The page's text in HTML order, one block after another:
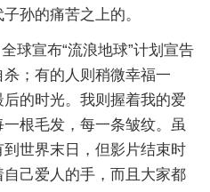
孙的痛苦之上的。
球宣布“流浪地球”计划宣告
；有的人则稍微幸福一
的时光。我则握着我的爱
根毛发，每一条皱纹。虽
世界末日，但影片结束时
己爱人的手，而且大家都